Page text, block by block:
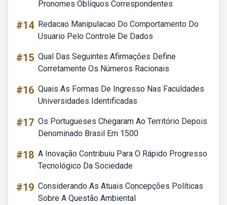
Pronomes Oblíquos Correspondentes
#14 Redacao Manipulacao Do Comportamento Do
Usuario Pelo Controle De Dados
#15 Qual Das Seguintes Afirmações Define
Corretamente Os Números Racionais
#16 Quais As Formas De Ingresso Nas Faculdades
Universidades Identificadas
#17 Os Portugueses Chegaram Ao Território Depois
Denominado Brasil Em 1500
#18 A Inovação Contribuiu Para O Rápido Progresso
Tecnológico Da Sociedade
#19 Considerando As Atuais Concepções Políticas
Sobre A Questão Ambiental